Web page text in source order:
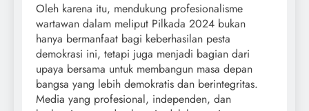
Oleh karena itu, mendukung profesionalisme
wartawan dalam meliput Pilkada 2024 bukan
hanya bermanfaat bagi keberhasilan pesta
demokrasi ini, tetapi juga menjadi bagian dari
upaya bersama untuk membangun masa depan
bangsa yang lebih demokratis dan berintegritas.
Media yang profesional, independen, dan